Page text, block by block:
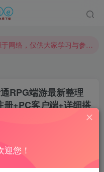
当受骗！
本站评论功能已从新开启！欢迎大家踊跃讨论！（用户每日活跃可得积分数量增加至600，加速获得更多免费资源！）
点击此条公告。
RPG端游最新整理
+PC客户端+详细搭
您！